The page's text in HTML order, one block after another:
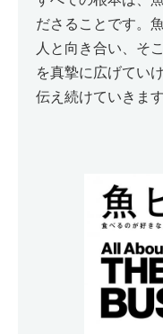
ださることです。
人と向き合い、そ
を真摯に広げてい
伝え続けていきます